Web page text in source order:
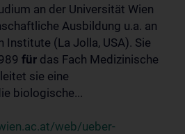
an der Universität Wien
Ausbildung u.a. an
Institute (La Jolla, USA). Sie
für das Fach Medizinische
sie eine
biologische...
web/ueber-